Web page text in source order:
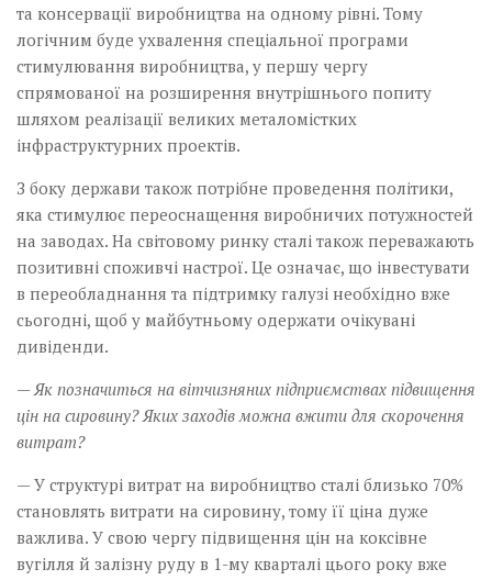
та консервації виробництва на одному рівні. Тому
логічним буде ухвалення спеціальної програми
стимулювання виробництва, у першу чергу
спрямованої на розширення внутрішнього попиту
шляхом реалізації великих металомістких
інфраструктурних проектів.
З боку держави також потрібне проведення політики,
яка стимулює переоснащення виробничих потужностей
на заводах. На світовому ринку сталі також переважають
позитивні споживчі настрої. Це означає, що інвестувати
в переобладнання та підтримку галузі необхідно вже
сьогодні, щоб у майбутньому одержати очікувані
дивіденди.
— Як позначиться на вітчизняних підприємствах підвищення
цін на сировину? Яких заходів можна вжити для скорочення
витрат?
— У структурі витрат на виробництво сталі близько 70%
становлять витрати на сировину, тому її ціна дуже
важлива. У свою чергу підвищення цін на коксівне
вугілля й залізну руду в 1-му кварталі цього року вже